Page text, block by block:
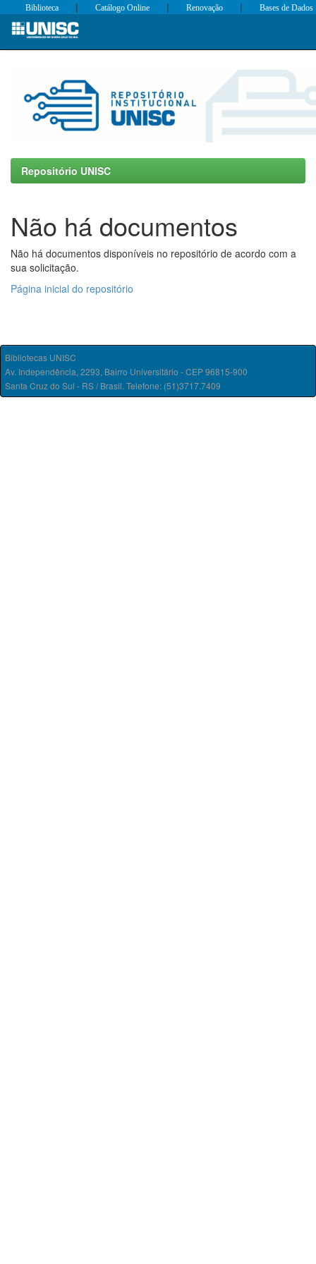
Skip
Biblioteca | Catálogo Online | Renovação | Bases de Dados
Repositório UNISC
Não há documentos
Não há documentos disponíveis no repositório de acordo com a
sua solicitação.
Página inicial do repositório
Bibliotecas UNISC
Av. Independência, 2293, Bairro Universitário - CEP 96815-900
Santa Cruz do Sul - RS / Brasil. Telefone: (51)3717.7409